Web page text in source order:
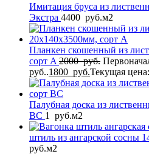
Имитация бруса из
Экстра 4400 руб.м2
Планкен скошенный из
сорт A 2000руб.
руб..1800 руб.Текущая
Палубная доска из
BC 1 руб.м2
штиль из ангарской сосны
руб.м2